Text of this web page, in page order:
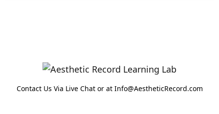
Contact Us Via Live Chat or at Info@AestheticRecord.com